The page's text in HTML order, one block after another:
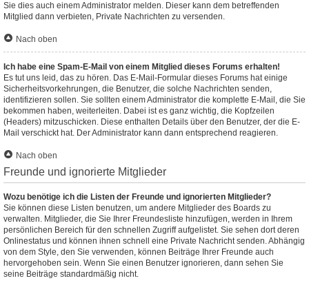
Sie dies auch einem Administrator melden. Dieser kann dem betreffenden
Mitglied dann verbieten, Private Nachrichten zu versenden.
Nach oben
Ich habe eine Spam-E-Mail von einem Mitglied dieses Forums erhalten!
Es tut uns leid, das zu hören. Das E-Mail-Formular dieses Forums hat einige
Sicherheitsvorkehrungen, die Benutzer, die solche Nachrichten senden,
identifizieren sollen. Sie sollten einem Administrator die komplette E-Mail, die Sie
bekommen haben, weiterleiten. Dabei ist es ganz wichtig, die Kopfzeilen
(Headers) mitzuschicken. Diese enthalten Details über den Benutzer, der die E-
Mail verschickt hat. Der Administrator kann dann entsprechend reagieren.
Nach oben
Freunde und ignorierte Mitglieder
Wozu benötige ich die Listen der Freunde und ignorierten Mitglieder?
Sie können diese Listen benutzen, um andere Mitglieder des Boards zu
verwalten. Mitglieder, die Sie Ihrer Freundesliste hinzufügen, werden in Ihrem
persönlichen Bereich für den schnellen Zugriff aufgelistet. Sie sehen dort deren
Onlinestatus und können ihnen schnell eine Private Nachricht senden. Abhängig
von dem Style, den Sie verwenden, können Beiträge Ihrer Freunde auch
hervorgehoben sein. Wenn Sie einen Benutzer ignorieren, dann sehen Sie
seine Beiträge standardmäßig nicht.